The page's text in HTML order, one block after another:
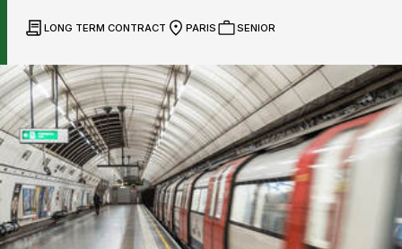
LONG TERM CONTRACT PARIS SENIOR